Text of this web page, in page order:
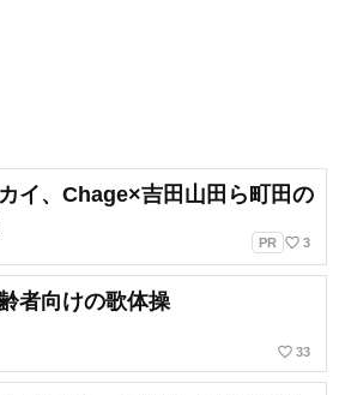
イ、Chage×吉田山田ら町田の
PR favorite_border 3
者向けの歌体操
favorite_border 33